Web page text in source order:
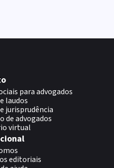
para advogados
laudos
jurisprudência
de advogados
virtual
editoriais